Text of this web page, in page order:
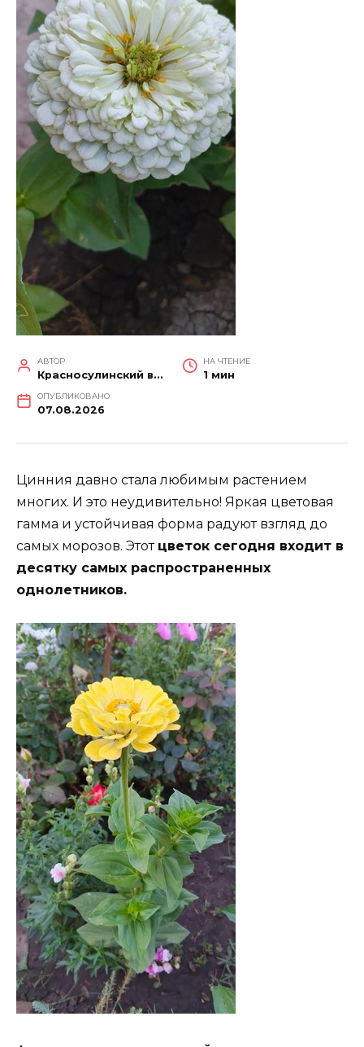
АВТОР
Красносулинский вестник
НА ЧТЕНИЕ
1 мин
ОПУБЛИКОВАНО
07.08.2026
Цинния давно стала любимым растением
многих. И это неудивительно! Яркая цветовая
гамма и устойчивая форма радуют взгляд до
самых морозов. Этот цветок сегодня входит в
десятку самых распространенных
однолетников.